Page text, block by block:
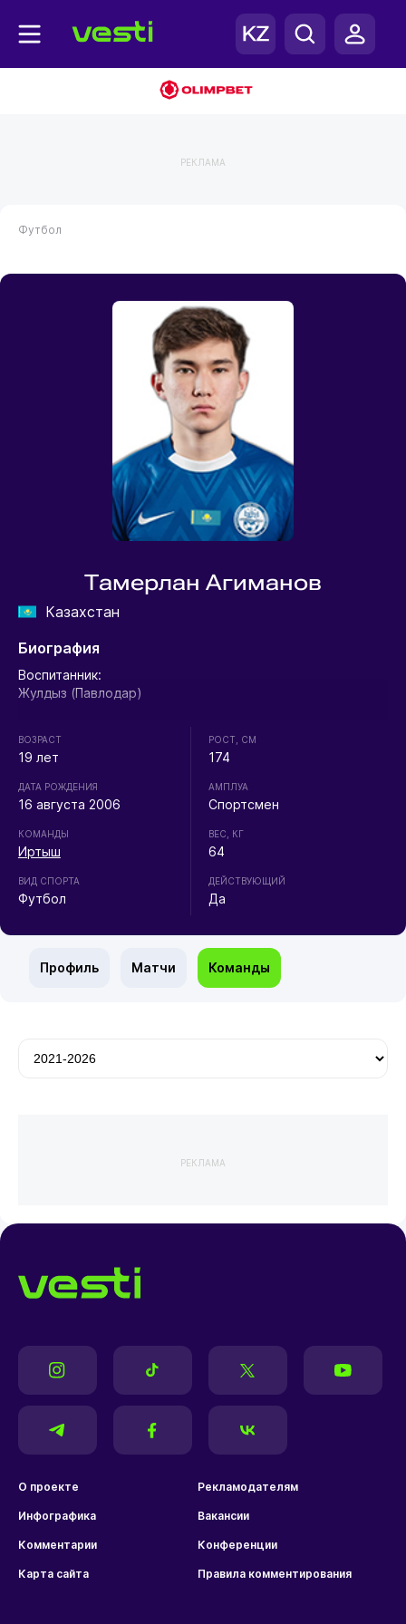
РЕКЛАМА
Футбол
Тамерлан Агиманов
Казахстан
Биография
Воспитанник:
Жулдыз (Павлодар)
ВОЗРАСТ
19 лет
ДАТА РОЖДЕНИЯ
16 августа 2006
КОМАНДЫ
Иртыш
ВИД СПОРТА
Футбол
РОСТ, СМ
174
АМПЛУА
Спортсмен
ВЕС, КГ
64
ДЕЙСТВУЮЩИЙ
Да
Профиль Матчи Команды
РЕКЛАМА
О проекте Рекламодателям
Инфографика Вакансии
Комментарии Конференции
Карта сайта Правила комментирования